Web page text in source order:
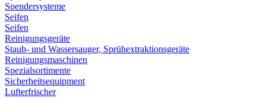
Spendersysteme
Seifen
Seifen
Reinigungsgeräte
Staub- und Wassersauger, Sprühextraktionsgeräte
Reinigungsmaschinen
Spezialsortimente
Sicherheitsequipment
Lufterfrischer